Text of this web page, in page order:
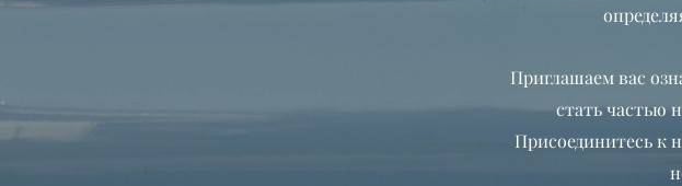
Приглашаем вас
стать частью
Присоединитесь к